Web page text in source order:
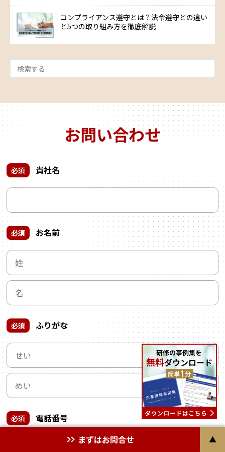
コンプライアンス遵守とは？法令遵守との違い
と5つの取り組み方を徹底解説
お問い合わせ
必須 貴社名
必須 お名前
必須 ふりがな
必須 電話番号
―
まずはお問合せ ▲